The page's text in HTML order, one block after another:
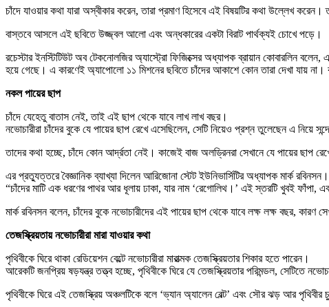
চাঁদে যাওয়ার কথা যারা অস্বীকার করেন, তারা প্রমাণ হিসেবে এই বিষয়টির কথা উল্লেখ
বাস্তবে আসলে এই ছবিতে উজ্জ্বল আলো এবং অন্ধকারের একটা বিরাট পার্থক্যই চোখে পড়ে।
রচেস্টার ইনস্টিটিউট অব টেকনোলজির অ্যাস্ট্রো ফিজিক্সের অধ্যাপক ব্রায়ান কোবারলিন
হয়ে গেছে। এ কারণেই অ্যাপোলো ১১ মিশনের ছবিতে চাঁদের আকাশে কোন তারা দেখা যায়
নকল পায়ের ছাপ
চাঁদে যেহেতু বাতাস নেই, তাই এই ছাপ থেকে যাবে লাখ লাখ বছর।
নভোচারীরা চাঁদের বুকে যে পায়ের ছাপ রেখে এসেছিলেন, সেটি নিয়েও প্রশ্ন তুলেছেন এ নিয়ে
তাদের কথা হচ্ছে, চাঁদে কোন আর্দ্রতা নেই। কাজেই বাজ অলড্রিনরা সেখানে যে পায়ের ছাপ
এর প্রত্যুত্তরে বৈজ্ঞানিক ব্যাখ্যা দিলেন আরিজোনা স্টেট ইউনিভার্সিটির অধ্যাপক মার্ক রবিনসন।
“চাঁদের মাটি এক ধরণের পাথর আর ধূলায় ঢাকা, যার নাম ‘রেগোলিথ।’ এই স্তরটি খুবই
মার্ক রবিনসন বলেন, চাঁদের বুকে নভোচারীদের এই পায়ের ছাপ থেকে যাবে লক্ষ লক্ষ বছর, কারণ
তেজস্ক্রিয়তায় নভোচারীরা মারা যাওয়ার কথা
পৃথিবীকে ঘিরে থাকা রেডিয়েশন বেল্টে নভোচারীরা মারাত্মক তেজস্ক্রিয়তার শিকার হতে পারেন।
আরেকটি জনপ্রিয় ষড়যন্ত্র তত্ত্ব হচ্ছে, পৃথিবীকে ঘিরে যে তেজস্ক্রিয়তার পরিমন্ডল, সেটিতে
পৃথিবীকে ঘিরে এই তেজস্ক্রিয় অঞ্চলটিকে বলে ‘ভ্যান অ্যালেন বেল্ট’ এবং সৌর ঝড় আর পৃথিবীর